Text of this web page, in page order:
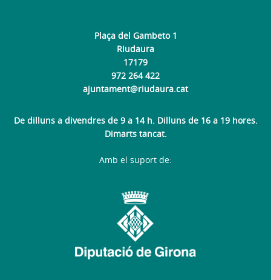
Plaça del Gambeto 1
Riudaura
17179
972 264 422
ajuntament@riudaura.cat
De dilluns a divendres de 9 a 14 h. Dilluns de 16 a 19 hores.
Dimarts tancat.
Amb el suport de: